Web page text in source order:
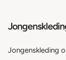
Jongenskleding